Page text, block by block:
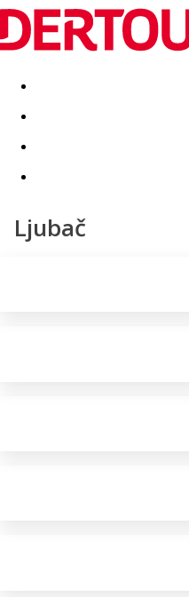
Destinatii Vacanta perfecta
Ljubač